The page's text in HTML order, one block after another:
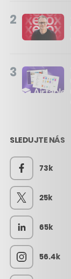
2
3
SLEDUJTE NÁS
73k
25k
65k
56.4k